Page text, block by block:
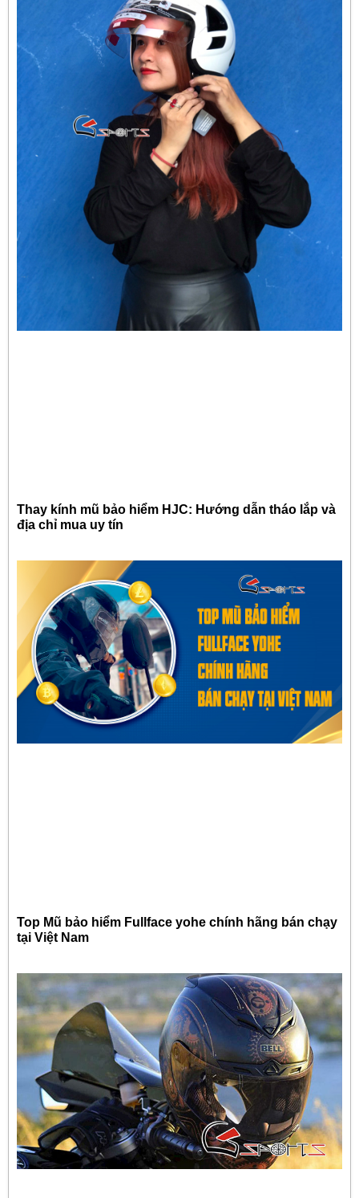
Thay kính mũ bảo hiểm HJC: Hướng dẫn tháo lắp và
địa chỉ mua uy tín
Top Mũ bảo hiểm Fullface yohe chính hãng bán chạy
tại Việt Nam